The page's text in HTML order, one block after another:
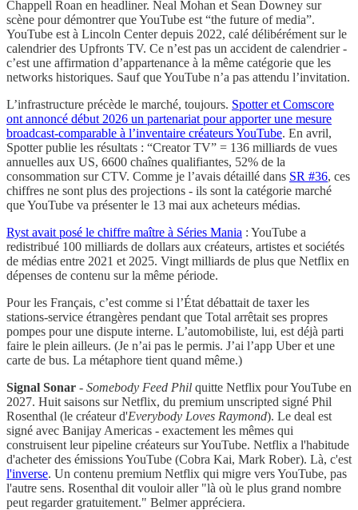
Chappell Roan en headliner. Neal Mohan et Sean Downey sur
scène pour démontrer que YouTube est “the future of media”.
YouTube est à Lincoln Center depuis 2022, calé délibérément sur le
calendrier des Upfronts TV. Ce n’est pas un accident de calendrier -
c’est une affirmation d’appartenance à la même catégorie que les
networks historiques. Sauf que YouTube n’a pas attendu l’invitation.
L’infrastructure précède le marché, toujours. Spotter et Comscore
ont annoncé début 2026 un partenariat pour apporter une mesure
broadcast-comparable à l’inventaire créateurs YouTube. En avril,
Spotter publie les résultats : “Creator TV” = 136 milliards de vues
annuelles aux US, 6600 chaînes qualifiantes, 52% de la
consommation sur CTV. Comme je l’avais détaillé dans SR #36, ces
chiffres ne sont plus des projections - ils sont la catégorie marché
que YouTube va présenter le 13 mai aux acheteurs médias.
Ryst avait posé le chiffre maître à Séries Mania : YouTube a
redistribué 100 milliards de dollars aux créateurs, artistes et sociétés
de médias entre 2021 et 2025. Vingt milliards de plus que Netflix en
dépenses de contenu sur la même période.
Pour les Français, c’est comme si l’État débattait de taxer les
stations-service étrangères pendant que Total arrêtait ses propres
pompes pour une dispute interne. L’automobiliste, lui, est déjà parti
faire le plein ailleurs. (Je n’ai pas le permis. J’ai l’app Uber et une
carte de bus. La métaphore tient quand même.)
Signal Sonar - Somebody Feed Phil quitte Netflix pour YouTube en
2027. Huit saisons sur Netflix, du premium unscripted signé Phil
Rosenthal (le créateur d'Everybody Loves Raymond). Le deal est
signé avec Banijay Americas - exactement les mêmes qui
construisent leur pipeline créateurs sur YouTube. Netflix a l'habitude
d'acheter des émissions YouTube (Cobra Kai, Mark Rober). Là, c'est
l'inverse. Un contenu premium Netflix qui migre vers YouTube, pas
l'autre sens. Rosenthal dit vouloir aller "là où le plus grand nombre
peut regarder gratuitement." Belmer appréciera.